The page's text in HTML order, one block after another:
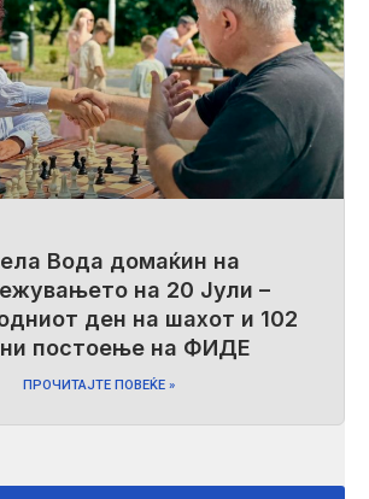
Вода домаќин на
на 20 Јули –
ден на шахот и 102
постоење на ФИДЕ
ПРОЧИТАЈТЕ ПОВЕЌЕ »